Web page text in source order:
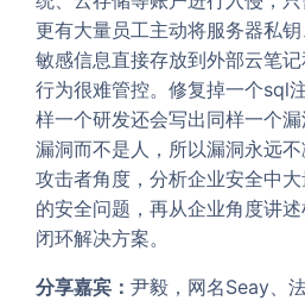
更有大量员工主动将服务器私
敏感信息直接存放到外部云笔
行为很难管控。修复掉一个sql
样一个研发还会写出同样一个
漏洞而不是人，所以漏洞永远
攻击者角度，分析企业安全中
的安全问题，再从企业角度讲
闭环解决方案。
分享嘉宾： 尹毅，网名Seay、